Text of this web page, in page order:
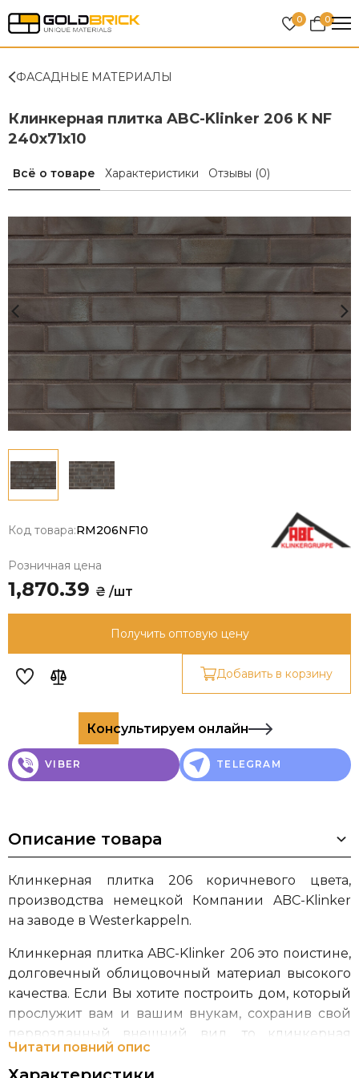
0 0
ФАСАДНЫЕ МАТЕРИАЛЫ
Клинкерная плитка ABC-Klinker 206 K NF
240х71х10
Всё о товаре Характеристики Отзывы (0)
Код товара:RM206NF10
Розничная цена
1,870.39 ₴ /шт
Получить оптовую цену
Добавить в корзину
Консультируем онлайн
VIBER TELEGRAM
Описание товара
Клинкерная плитка 206 коричневого цвета,
производства немецкой Компании ABC-Klinker
на заводе в Westerkappeln.
Клинкерная плитка ABC-Klinker 206 это поистине,
долговечный облицовочный материал высокого
качества. Если Вы хотите построить дом, который
прослужит вам и вашим внукам, сохранив свой
первозданный внешний вид, то клинкерная
плитка от ABC-Klinker это именно то, что Вам
необходимо! Особенным отличительным
Читати повний опис